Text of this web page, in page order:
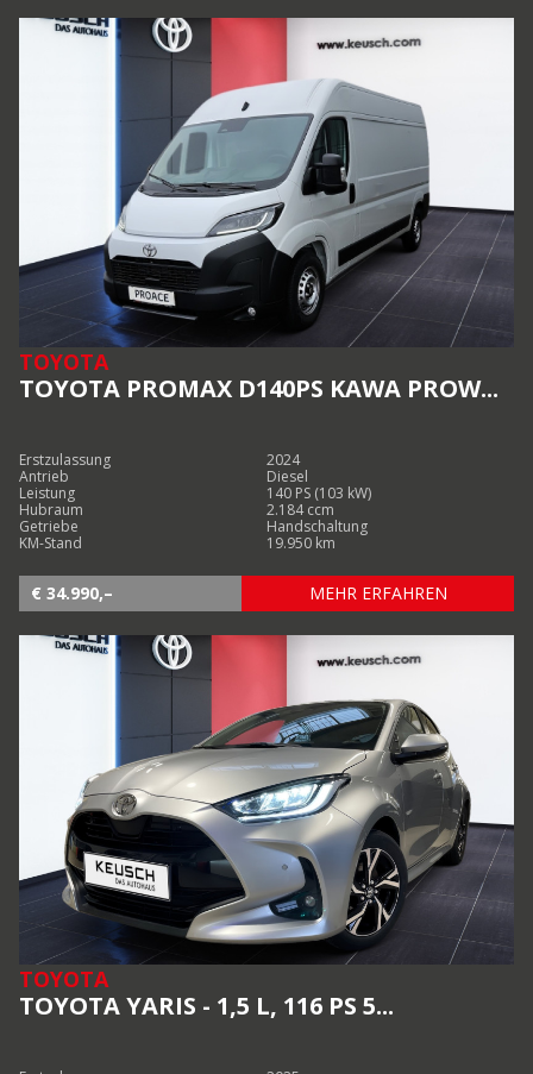
TOYOTA
TOYOTA PROMAX D140PS KAWA PROW...
Erstzulassung
2024
Antrieb
Diesel
Leistung
140 PS (103 kW)
Hubraum
2.184 ccm
Getriebe
Handschaltung
KM-Stand
19.950 km
€ 34.990,– MEHR ERFAHREN
TOYOTA
TOYOTA YARIS - 1,5 L, 116 PS 5...